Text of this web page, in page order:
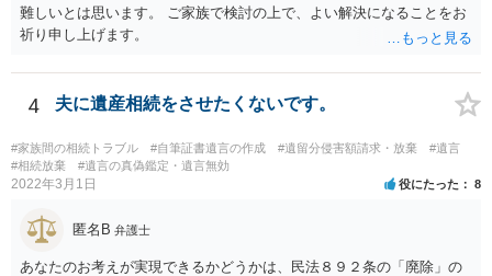
難しいとは思います。 ご家族で検討の上で、よい解決になることをお
祈り申し上げます。
4 夫に遺産相続をさせたくないです。
#家族間の相続トラブル #自筆証書遺言の作成 #遺留分侵害額請求・放棄
#遺言
#相続放棄
#遺言の真偽鑑定・遺言無効
2022年3月1日 役にたった 8
匿名B 弁護士
あなたのお考えが実現できるかどうかは、民法８９２条の「廃除」の